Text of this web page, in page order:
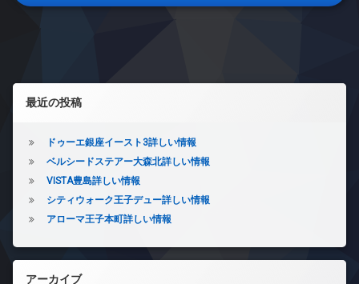
置
メ
イ
イ
ク
置
場
ペ
可
宅
エ
ベ
タ
ー
オ
ー
ロ
ッ
ク
ー
ョ
ン
左サイドバー
最近の投稿
ドゥーエ銀座イースト3詳しい情報
ベルシードステアー大森北詳しい情報
VISTA豊島詳しい情報
シティウォーク王子デュー詳しい情報
アローマ王子本町詳しい情報
アーカイブ